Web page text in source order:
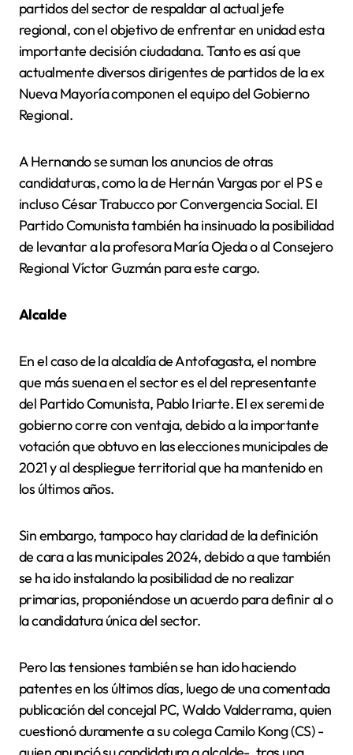
partidos del sector de respaldar al actual jefe
regional, con el objetivo de enfrentar en unidad esta
importante decisión ciudadana. Tanto es así que
actualmente diversos dirigentes de partidos de la ex
Nueva Mayoría componen el equipo del Gobierno
Regional.
A Hernando se suman los anuncios de otras
candidaturas, como la de Hernán Vargas por el PS e
incluso César Trabucco por Convergencia Social. El
Partido Comunista también ha insinuado la posibilidad
de levantar a la profesora María Ojeda o al Consejero
Regional Víctor Guzmán para este cargo.
Alcalde
En el caso de la alcaldía de Antofagasta, el nombre
que más suena en el sector es el del representante
del Partido Comunista, Pablo Iriarte. El ex seremi de
gobierno corre con ventaja, debido a la importante
votación que obtuvo en las elecciones municipales de
2021 y al despliegue territorial que ha mantenido en
los últimos años.
Sin embargo, tampoco hay claridad de la definición
de cara a las municipales 2024, debido a que también
se ha ido instalando la posibilidad de no realizar
primarias, proponiéndose un acuerdo para definir al o
la candidatura única del sector.
Pero las tensiones también se han ido haciendo
patentes en los últimos días, luego de una comentada
publicación del concejal PC, Waldo Valderrama, quien
cuestionó duramente a su colega Camilo Kong (CS) -